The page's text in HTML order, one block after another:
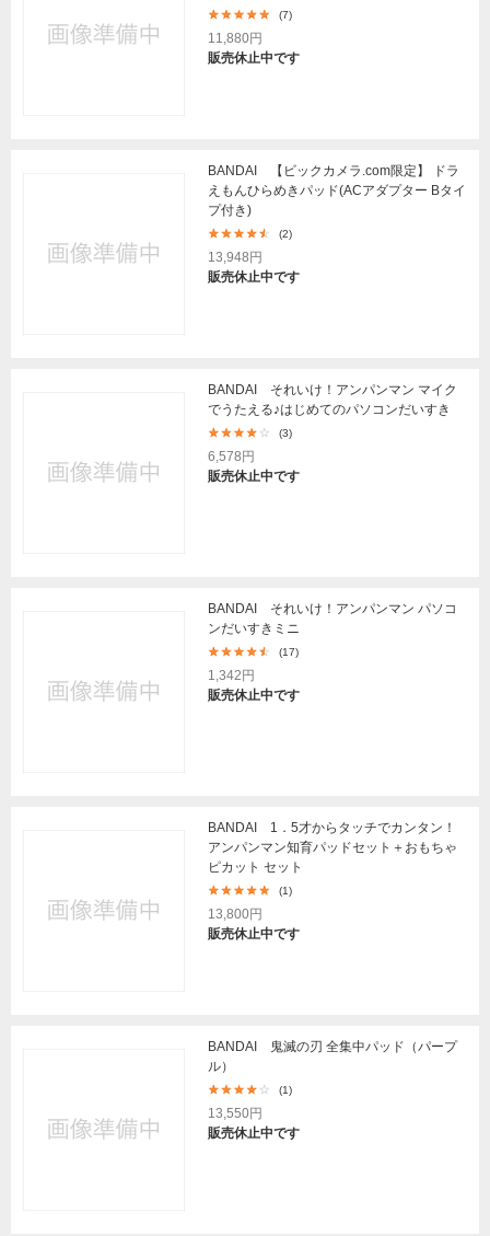
(7)
11,880円
販売休止中です
BANDAI 【ビックカメラ.com限定】 ドラ
えもんひらめきパッド(ACアダプター Bタイ
プ付き)
(2)
13,948円
販売休止中です
BANDAI それいけ！アンパンマン マイク
でうたえる♪はじめてのパソコンだいすき
(3)
6,578円
販売休止中です
BANDAI それいけ！アンパンマン パソコ
ンだいすきミニ
(17)
1,342円
販売休止中です
BANDAI 1．5才からタッチでカンタン！
アンパンマン知育パッドセット＋おもちゃ
ピカット セット
(1)
13,800円
販売休止中です
BANDAI 鬼滅の刃 全集中パッド（パープ
ル）
(1)
13,550円
販売休止中です